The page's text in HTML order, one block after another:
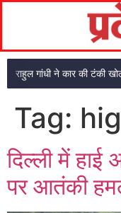
Tag:
दिल्ली में हाई
पर आतंकी